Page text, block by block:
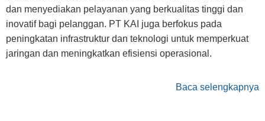
dan menyediakan pelayanan yang berkualitas tinggi dan
inovatif bagi pelanggan. PT KAI juga berfokus pada
peningkatan infrastruktur dan teknologi untuk memperkuat
jaringan dan meningkatkan efisiensi operasional.
Baca selengkapnya